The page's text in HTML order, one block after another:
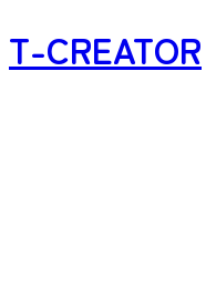
T-CREATOR